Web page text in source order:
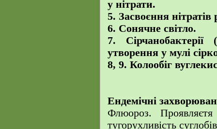
у нітрати.
5. Засвоєння
6. Сонячне світло.
7.
утворення у мулі
8, 9. Колообіг
Ендемічні
Флюороз.
тугорухливість